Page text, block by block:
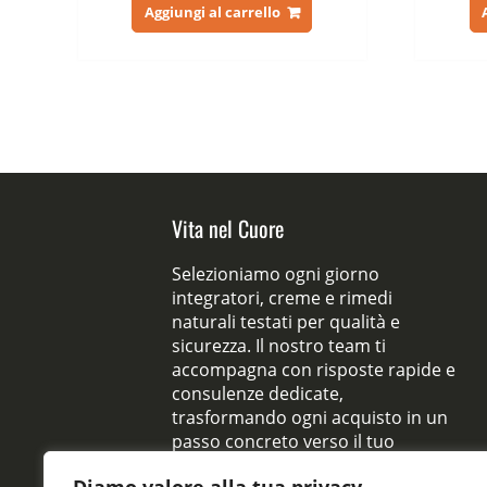
originale
era:
attuale
è:
Aggiungi al carrello
Vita nel Cuore
Selezioniamo ogni giorno
integratori, creme e rimedi
naturali testati per qualità e
sicurezza. Il nostro team ti
accompagna con risposte rapide e
consulenze dedicate,
trasformando ogni acquisto in un
passo concreto verso il tuo